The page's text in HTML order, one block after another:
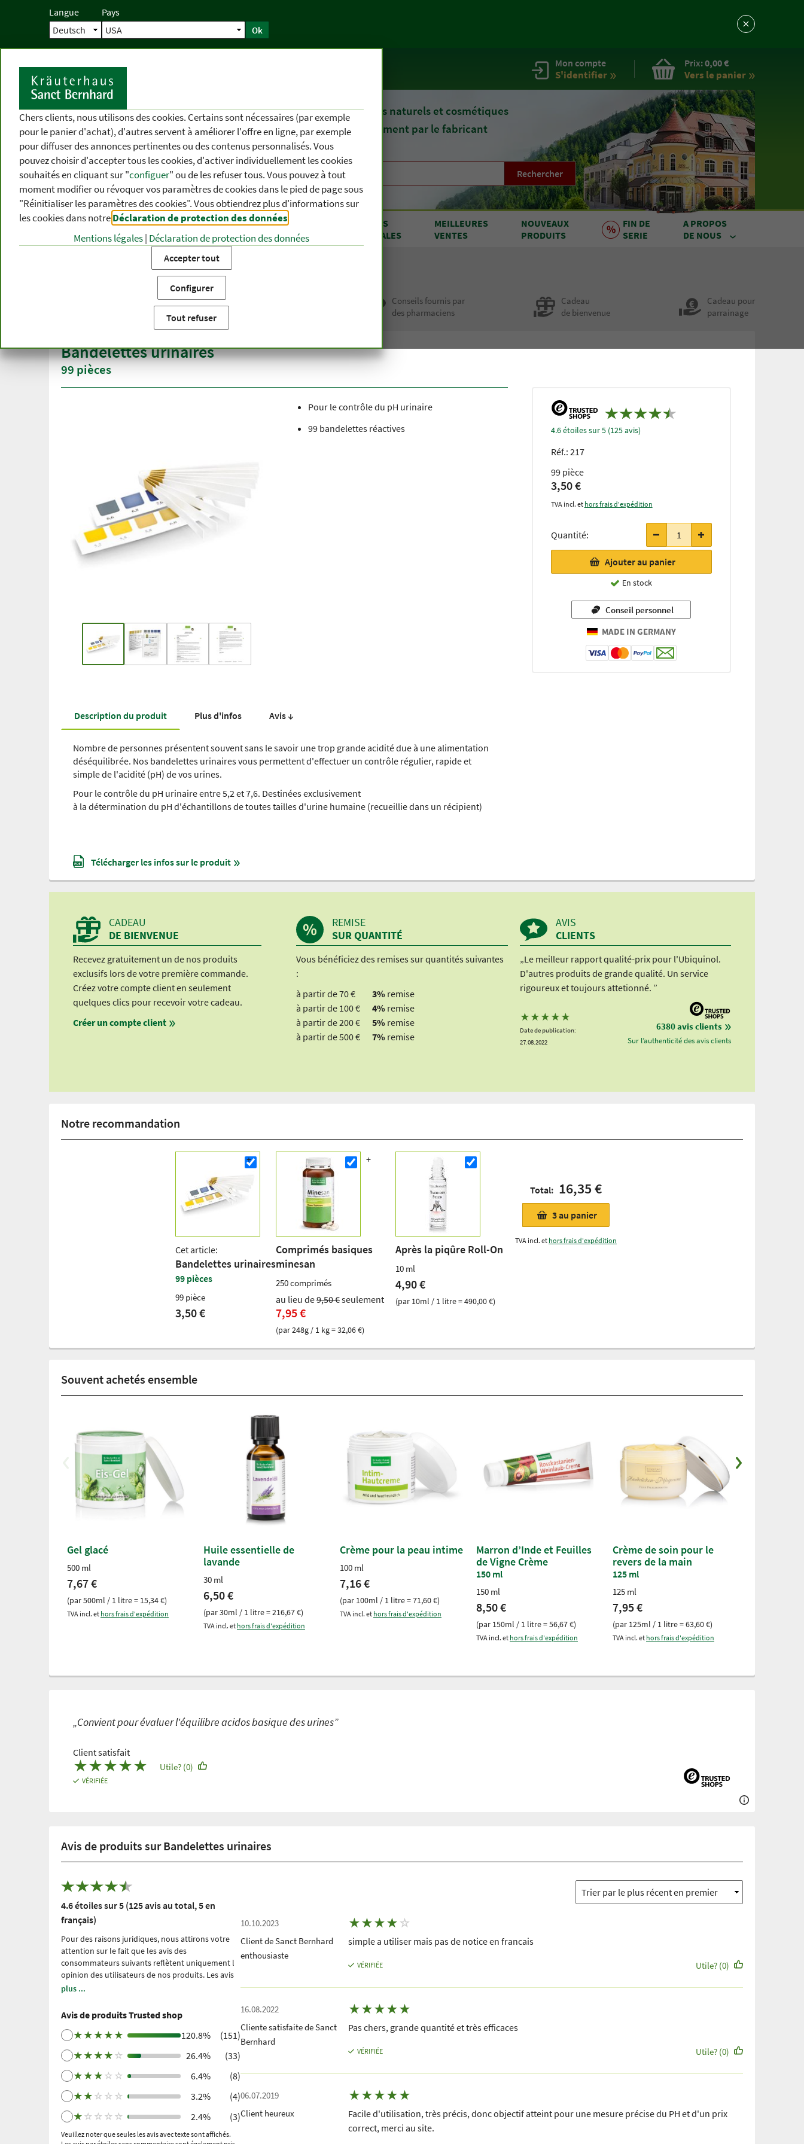
Langue Pays
Ok
Accueil Mon compte
S'identifier
Prix:0,00 €
Vers le panier
Depuis 1903, des remèdes naturels et cosmétiques
fournis directement par le fabricant
Rechercher
CATÉGORIES
DE PRODUITS
DIFFÉRENTS
THÈMES
PRODUITS
DE A À Z
OFFRES
SPÉCIALES
MEILLEURES
VENTES
NOUVEAUX
PRODUITS
FIN DE
SERIE
A PROPOS
DE NOUS
Différents thèmes Minesan
Conseils fournis par
des pharmaciens
Cadeau
de bienvenue
Cadeau pour
parrainage
Bandelettes urinaires
99 pièces
4.6 étoiles sur 5 (125 avis)
Réf.: 217
99 pièce
3,50 €
TVA incl. et hors frais d'expédition
Quantité:
Ajouter au panier
En stock
Conseil personnel
Pour le contrôle du pH urinaire
99 bandelettes réactives
Description du produit Plus d'infos Avis ↓
Nombre de personnes présentent souvent sans le savoir une trop grande acidité due à une alimentation
déséquilibrée. Nos bandelettes urinaires vous permettent d'effectuer un contrôle régulier, rapide et
simple de l'acidité (pH) de vos urines.
Pour le contrôle du pH urinaire entre 5,2 et 7,6. Destinées exclusivement
à la détermination du pH d'échantillons de toutes tailles d'urine humaine (recueillie dans un récipient)
Télécharger les infos sur le produit
Notre recommandation
Cet article:
Bandelettes urinaires
99 pièces
99 pièce
3,50 €
Comprimés basiques
minesan
250 comprimés
au lieu de9,50 €seulement
7,95 €
(par 248g / 1 kg = 32,06 €)
Après la piqûre Roll-On
10 ml
4,90 €
(par 10ml / 1 litre = 490,00 €)
Total: 16,35 €
3au panier
TVA incl. et hors frais d'expédition
Souvent achetés ensemble
Gel glacé
500 ml
7,67 €
(par 500ml / 1 litre = 15,34 €)
TVA incl. et hors frais d'expédition
Huile essentielle de
lavande
30 ml
6,50 €
(par 30ml / 1 litre = 216,67 €)
TVA incl. et hors frais d'expédition
Crème pour la peau intime
100 ml
7,16 €
(par 100ml / 1 litre = 71,60 €)
TVA incl. et hors frais d'expédition
Marron d’Inde et Feuilles
de Vigne Crème
150 ml
150 ml
8,50 €
(par 150ml / 1 litre = 56,67 €)
TVA incl. et hors frais d'expédition
Crème de soin pour le
revers de la main
125 ml
125 ml
7,95 €
(par 125ml / 1 litre = 63,60 €)
TVA incl. et hors frais d'expédition
„Convient pour évaluer l'équilibre acidos basique des urines”
Client satisfait
★★★★★
VÉRIFIÉE
Utile? (0)
Avis de produits sur Bandelettes urinaires
4.6 étoiles sur 5 (125 avis au total, 5 en
français)
Pour des raisons juridiques, nous attirons votre
attention sur le fait que les avis des
consommateurs suivants reflètent uniquement l
́opinion des utilisateurs de nos produits. Les avis
sont redigés sans la moindre influences de notre
font aucunement l ́objet de notre propriété.
Veuillez noter : il s’agit d’expériences personnelles
et individuelles, qui ne sont étayées par aucune
en tant que prestataire de services indépendant
depuis 2021 pour la collecte des avis. Trusted
Shops a pris des mesures pour s'assurer qu'il
s'agit bien des avis authentiques.Plus
collectés via Trustpilot après un achat effectué et
une invitation ultérieure.
plus ...
Avis de produits Trusted shop
★ ★ ★ ★ ★ 120.8%
(151)
★ ★ ★ ★ ☆ 26.4%
(33)
★ ★ ★ ☆ ☆ 6.4%
(8)
★ ★ ☆ ☆ ☆ 3.2%
(4)
★ ☆ ☆ ☆ ☆ 2.4% (3)
Veuillez noter que seules les avis avec texte sont affichés.
10.10.2023
Client de Sanct Bernhard
enthousiaste
★★★★ ☆
simple a utiliser mais pas de notice en francais
VÉRIFIÉE Utile? (0)
16.08.2022
Cliente satisfaite de Sanct
Bernhard
★★★★★
Pas chers, grande quantité et très efficaces
VÉRIFIÉE Utile? (0)
06.07.2019
Client heureux
★★★★★
Facile d'utilisation, très précis, donc objectif atteint pour une mesure précise du PH et d'un prix
correct, merci au site.
CADEAU
DE BIENVENUE
Recevez gratuitement un de nos produits
exclusifs lors de votre première commande.
Créez votre compte client en seulement
quelques clics pour recevoir votre cadeau.
Créer un compte client
REMISE
SUR QUANTITÉ
Vous bénéficiez des remises sur quantités suivantes
:
à partir de 70 €
3% remise
à partir de 100 €
4% remise
à partir de 200 €
5% remise
à partir de 500 €
7% remise
AVIS
CLIENTS
„Le meilleur rapport qualité-prix pour l'Ubiquinol.
D'autres produits de grande qualité. Un service
rigoureux et toujours attetionné. ”
★ ★ ★ ★ ★
Date de publication:
27.08.2022
6380 avis clients
Sur l’authenticité des avis clients
Chers clients, nous utilisons des cookies. Certains sont nécessaires (par exemple
pour le panier d'achat), d'autres servent à améliorer l'offre en ligne, par exemple
pour diffuser des annonces pertinentes ou des contenus personnalisés. Vous
pouvez choisir d'accepter tous les cookies, d'activer individuellement les cookies
souhaités en cliquant sur "configuer" ou de les refuser tous. Vous pouvez à tout
moment modifier ou révoquer vos paramètres de cookies dans le pied de page sous
"Réinitialiser les paramètres des cookies". Vous obtiendrez plus d'informations sur
les cookies dans notreDéclaration de protection des données
Mentions légales| Déclaration de protection des données
Accepter tout
Configurer
Tout refuser